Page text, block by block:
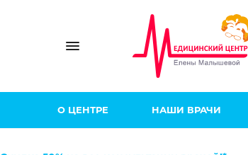
Toggle navigation
О ЦЕНТРЕ НАШИ ВРАЧИ